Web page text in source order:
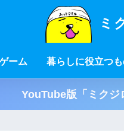
ミ
ーム 暮らしに役立つ
YouTube版「ミクジ